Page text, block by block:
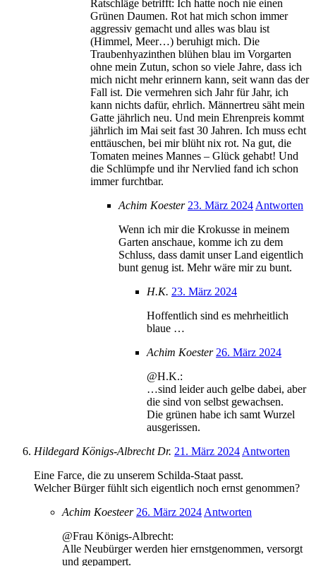
Ratschläge betrifft: Ich hatte noch nie einen
Grünen Daumen. Rot hat mich schon immer
aggressiv gemacht und alles was blau ist
(Himmel, Meer…) beruhigt mich. Die
Traubenhyazinthen blühen blau im Vorgarten
ohne mein Zutun, schon so viele Jahre, dass ich
mich nicht mehr erinnern kann, seit wann das der
Fall ist. Die vermehren sich Jahr für Jahr, ich
kann nichts dafür, ehrlich. Männertreu säht mein
Gatte jährlich neu. Und mein Ehrenpreis kommt
jährlich im Mai seit fast 30 Jahren. Ich muss echt
enttäuschen, bei mir blüht nix rot. Na gut, die
Tomaten meines Mannes – Glück gehabt! Und
die Schlümpfe und ihr Nervlied fand ich schon
immer furchtbar.
Achim Koester 23. März 2024 Antworten
Wenn ich mir die Krokusse in meinem
Garten anschaue, komme ich zu dem
Schluss, dass damit unser Land eigentlich
bunt genug ist. Mehr wäre mir zu bunt.
H.K. 23. März 2024
Hoffentlich sind es mehrheitlich
blaue …
Achim Koester 26. März 2024
@H.K.:
…sind leider auch gelbe dabei, aber
die sind von selbst gewachsen.
Die grünen habe ich samt Wurzel
ausgerissen.
Hildegard Königs-Albrecht Dr. 21. März 2024 Antworten
Eine Farce, die zu unserem Schilda-Staat passt.
Welcher Bürger fühlt sich eigentlich noch ernst genommen?
Achim Koesteer 26. März 2024 Antworten
@Frau Königs-Albrecht:
Alle Neubürger werden hier ernstgenommen, versorgt
und gepampert.